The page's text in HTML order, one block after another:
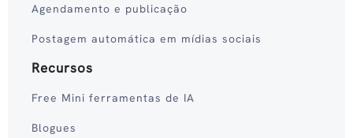
Agendamento e publicação
Postagem automática em mídias sociais
Recursos
Free Mini ferramentas de IA
Blogues